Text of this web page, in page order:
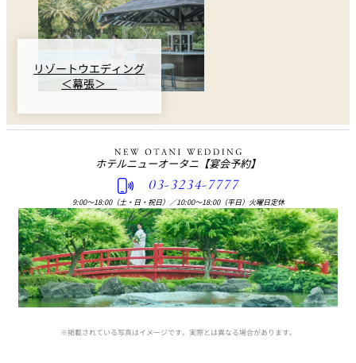
リゾートウエディング
＜幕張＞
ホテルニューオータニ 【宴会予約】
03-3234-7777
9:00〜18:00（土・日・祝日） ／10:00〜18:00（平日）火曜日定休
※掲載されている写真はイメージです。実際とは異なる場合があります。